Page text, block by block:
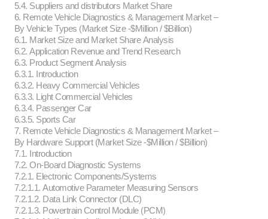
5.4. Suppliers and distributors Market Share
6. Remote Vehicle Diagnostics & Management Market –
By Vehicle Types (Market Size -$Million / $Billion)
6.1. Market Size and Market Share Analysis
6.2. Application Revenue and Trend Research
6.3. Product Segment Analysis
6.3.1. Introduction
6.3.2. Heavy Commercial Vehicles
6.3.3. Light Commercial Vehicles
6.3.4. Passenger Car
6.3.5. Sports Car
7. Remote Vehicle Diagnostics & Management Market –
By Hardware Support (Market Size -$Million / $Billion)
7.1. Introduction
7.2. On-Board Diagnostic Systems
7.2.1. Electronic Components/Systems
7.2.1.1. Automotive Parameter Measuring Sensors
7.2.1.2. Data Link Connector (DLC)
7.2.1.3. Powertrain Control Module (PCM)